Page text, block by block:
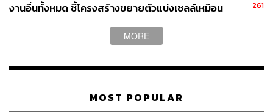
งานอื่นทั้งหมด ชี้โครงสร้างขยายตัวแบ่งเซลล์เหมือน
261
MORE
MOST POPULAR